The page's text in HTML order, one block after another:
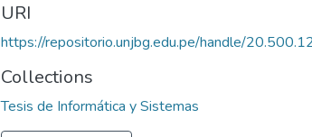
URI
https://repositorio.unjbg.edu.pe/handle/
Collections
Tesis de Informática y Sistemas